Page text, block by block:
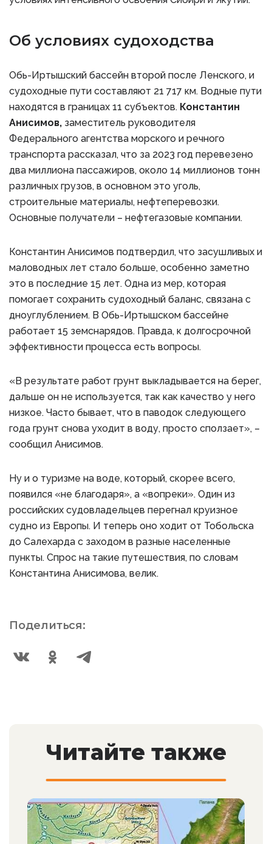
Об условиях судоходства
Обь-Иртышский бассейн второй после Ленского, и
судоходные пути составляют 21 717 км. Водные пути
находятся в границах 11 субъектов. Константин
Анисимов, заместитель руководителя
Федерального агентства морского и речного
транспорта рассказал, что за 2023 год перевезено
два миллиона пассажиров, около 14 миллионов тонн
различных грузов, в основном это уголь,
строительные материалы, нефтеперевозки.
Основные получатели – нефтегазовые компании.
Константин Анисимов подтвердил, что засушливых и
маловодных лет стало больше, особенно заметно
это в последние 15 лет. Одна из мер, которая
помогает сохранить судоходный баланс, связана с
дноуглублением. В Обь-Иртышском бассейне
работает 15 земснарядов. Правда, к долгосрочной
эффективности процесса есть вопросы.
«В результате работ грунт выкладывается на берег,
дальше он не используется, так как качество у него
низкое. Часто бывает, что в паводок следующего
года грунт снова уходит в воду, просто сползает», –
сообщил Анисимов.
Ну и о туризме на воде, который, скорее всего,
появился «не благодаря», а «вопреки». Один из
российских судовладельцев перегнал круизное
судно из Европы. И теперь оно ходит от Тобольска
до Салехарда с заходом в разные населенные
пункты. Спрос на такие путешествия, по словам
Константина Анисимова, велик.
Поделиться:
Читайте также